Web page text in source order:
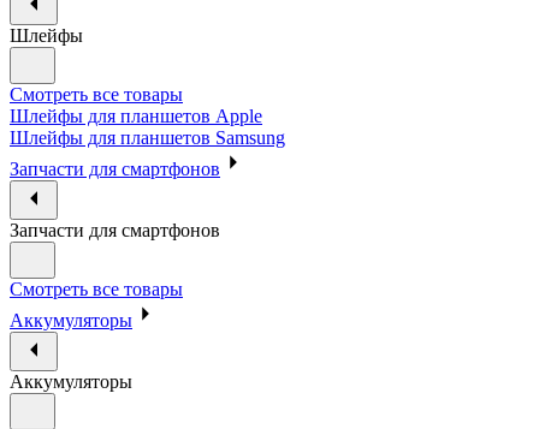
Шлейфы
Смотреть все товары
Шлейфы для планшетов Apple
Шлейфы для планшетов Samsung
Запчасти для смартфонов
Запчасти для смартфонов
Смотреть все товары
Аккумуляторы
Аккумуляторы